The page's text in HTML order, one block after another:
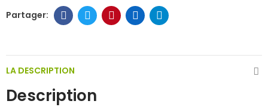
LA DESCRIPTION
Description